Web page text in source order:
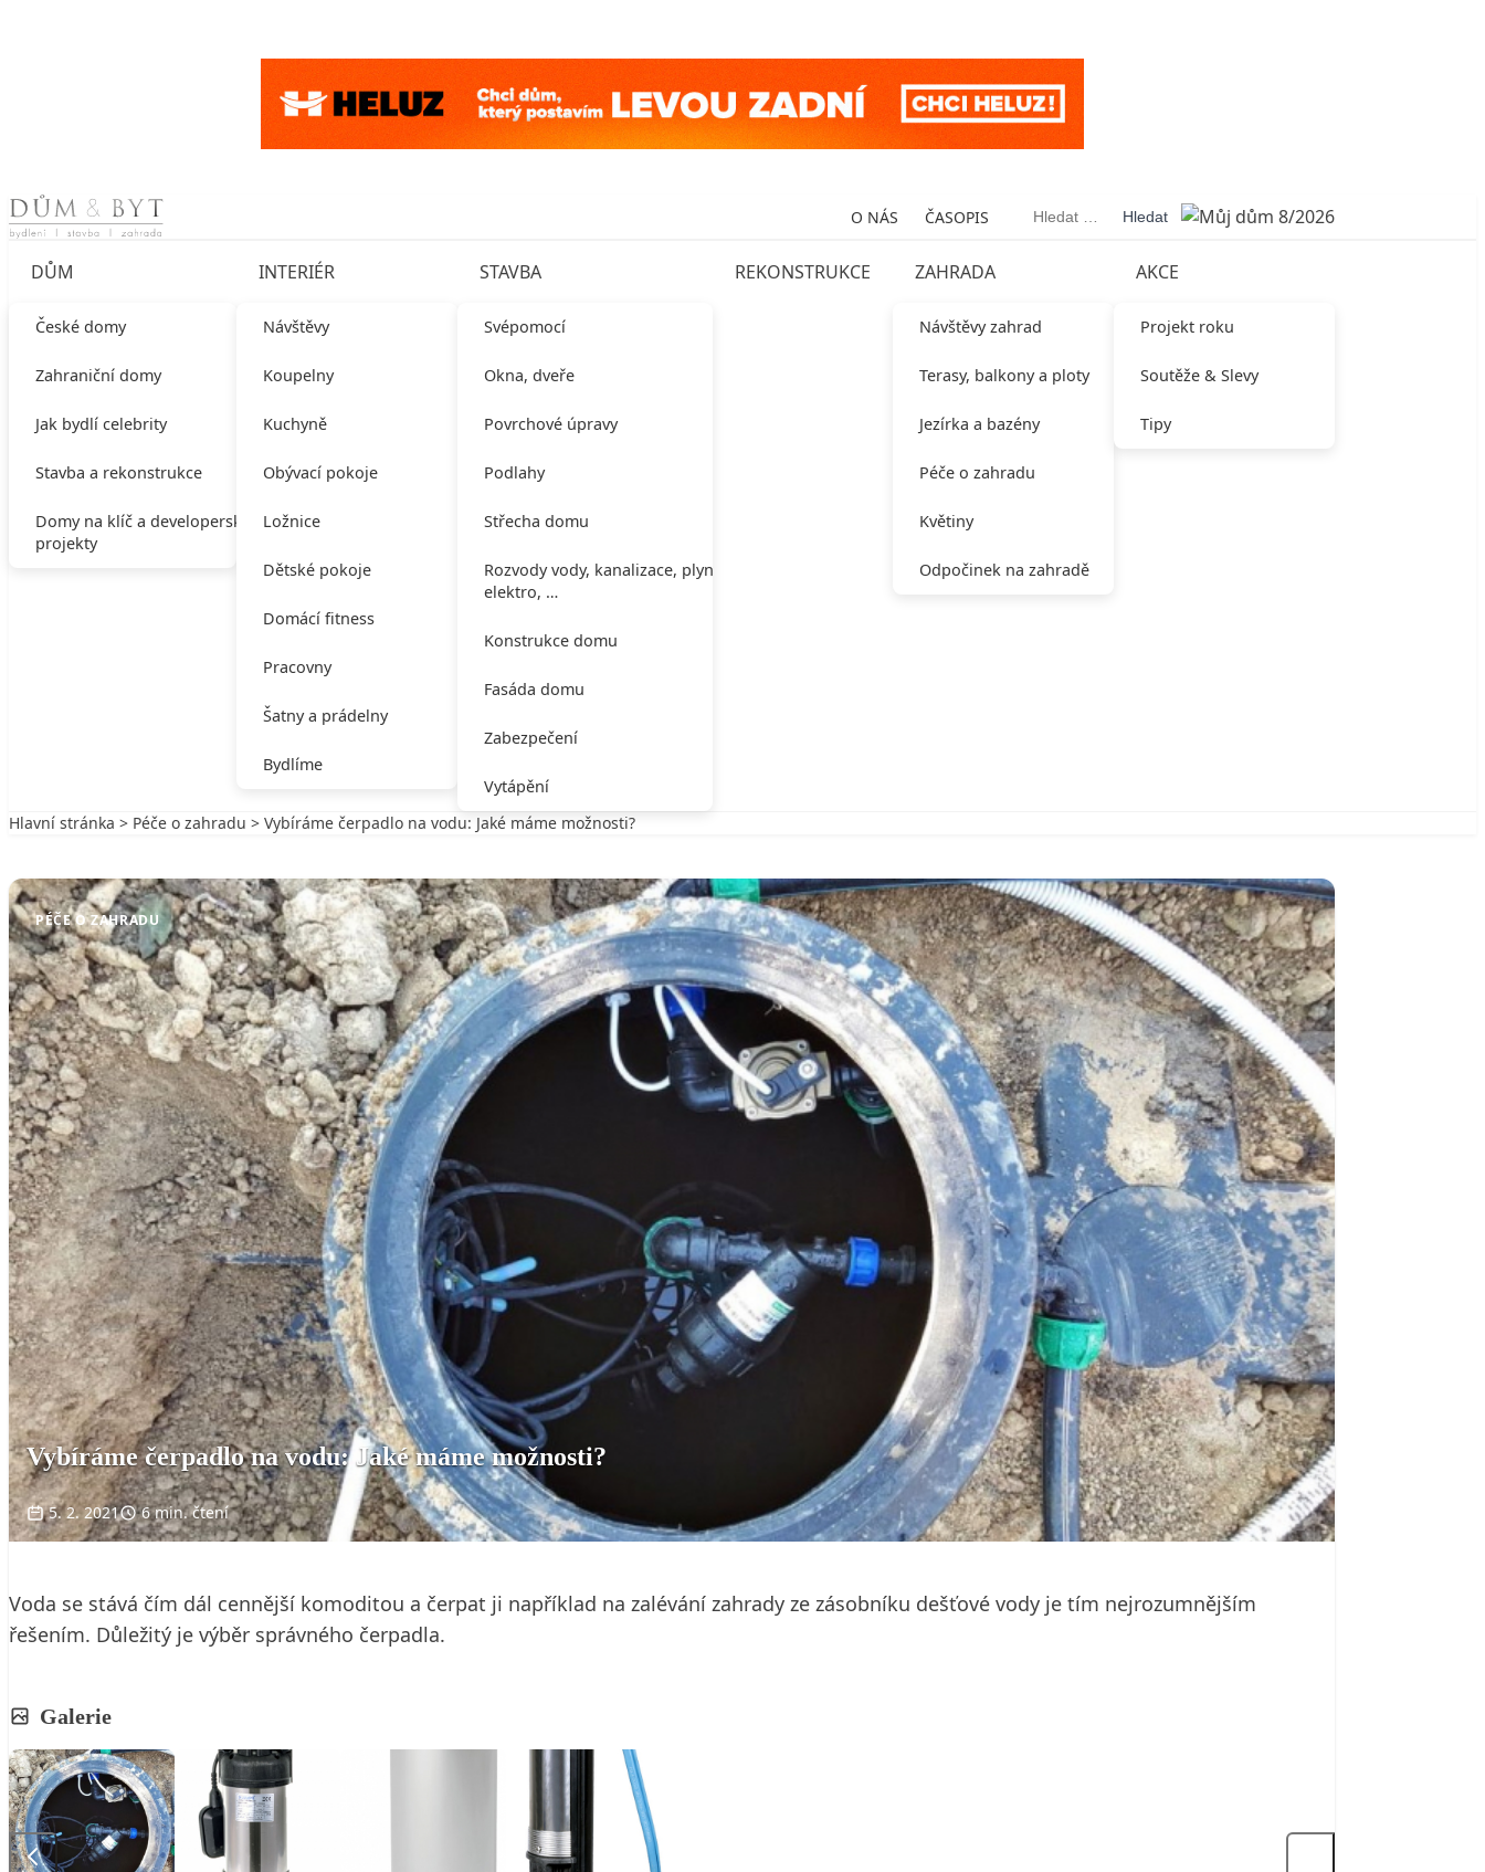
Skip to content O NÁS ČASOPIS Vyhledávání
DŮM
České domy
Zahraniční domy
Jak bydlí celebrity
Stavba a rekonstrukce
Domy na klíč a developerské
projekty
INTERIÉR
Návštěvy
Koupelny
Kuchyně
Obývací pokoje
Ložnice
Dětské pokoje
Domácí fitness
Pracovny
Šatny a prádelny
Bydlíme
STAVBA
Svépomocí
Okna, dveře
Povrchové úpravy
Podlahy
Střecha domu
Rozvody vody, kanalizace, plynu,
elektro, …
Konstrukce domu
Fasáda domu
Zabezpečení
Vytápění
REKONSTRUKCE ZAHRADA
Návštěvy zahrad
Terasy, balkony a ploty
Jezírka a bazény
Péče o zahradu
Květiny
Odpočinek na zahradě
AKCE
Projekt roku
Soutěže & Slevy
Tipy
Hlavní stránka > Péče o zahradu > Vybíráme čerpadlo na vodu: Jaké máme možnosti?
PÉČE O ZAHRADU
Vybíráme čerpadlo na vodu: Jaké máme možnosti?
5. 2. 2021 6 min. čtení
Voda se stává čím dál cennější komoditou a čerpat ji například na zalévání zahrady ze zásobníku dešťové vody je tím nejrozumnějším
řešením. Důležitý je výběr správného čerpadla.
Galerie